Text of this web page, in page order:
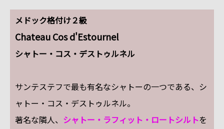
メドック格付け２級
Chateau Cos d'Estournel
シャトー・コス・デストゥルネル
サンテステフで最も有名なシャトーの一つである、シ
ャトー・コス・デストゥルネル。
著名な隣人、 シャトー・ラフィット・ロートシルトを